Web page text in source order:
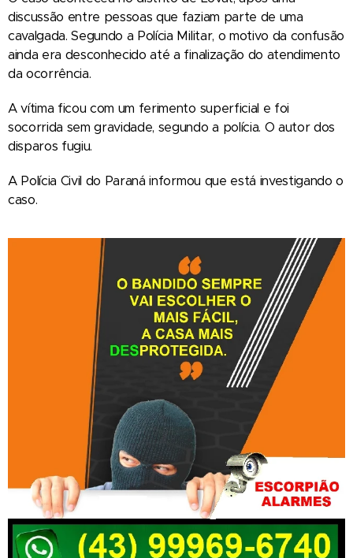
discussão entre pessoas que faziam parte de uma
cavalgada. Segundo a Polícia Militar, o motivo da confusão
ainda era desconhecido até a finalização do atendimento
da ocorrência.
A vítima ficou com um ferimento superficial e foi
socorrida sem gravidade, segundo a polícia. O autor dos
disparos fugiu.
A Polícia Civil do Paraná informou que está investigando o
caso.